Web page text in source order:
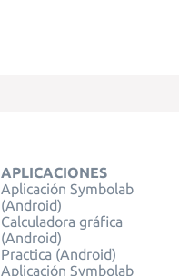
APLICACIONES
Aplicación Symbolab
(Android)
Calculadora gráfica
(Android)
Practica (Android)
Aplicación Symbolab